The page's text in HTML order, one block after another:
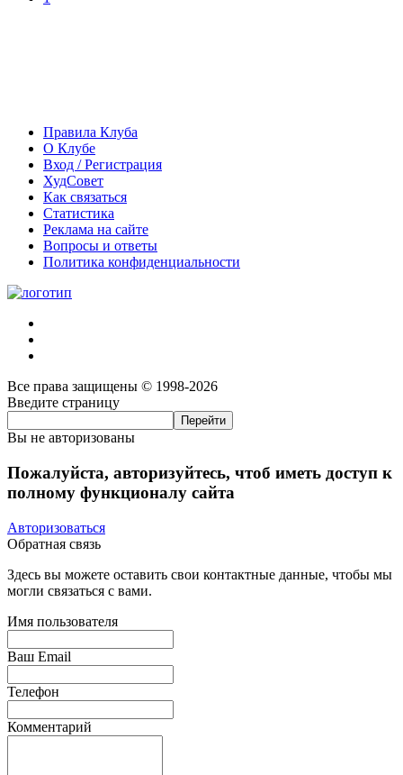
Правила Клуба
О Клубе
Вход / Регистрация
ХудСовет
Как связаться
Статистика
Реклама на сайте
Вопросы и ответы
Политика конфиденциальности
Все права защищены © 1998-2026
Введите страницу
Вы не авторизованы
Пожалуйста, авторизуйтесь, чтоб иметь доступ к
полному функционалу сайта
Авторизоваться
Обратная связь
Здесь вы можете оставить свои контактные данные, чтобы мы
могли связаться с вами.
Имя пользователя
Ваш Email
Телефон
Комментарий